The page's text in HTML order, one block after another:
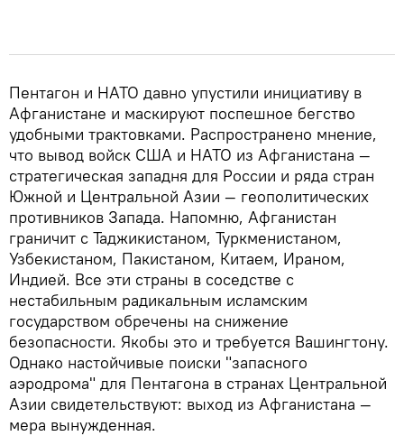
Пентагон и НАТО давно упустили инициативу в
Афганистане и маскируют поспешное бегство
удобными трактовками. Распространено мнение,
что вывод войск США и НАТО из Афганистана —
стратегическая западня для России и ряда стран
Южной и Центральной Азии — геополитических
противников Запада. Напомню, Афганистан
граничит с Таджикистаном, Туркменистаном,
Узбекистаном, Пакистаном, Китаем, Ираном,
Индией. Все эти страны в соседстве с
нестабильным радикальным исламским
государством обречены на снижение
безопасности. Якобы это и требуется Вашингтону.
Однако настойчивые поиски "запасного
аэродрома" для Пентагона в странах Центральной
Азии свидетельствуют: выход из Афганистана —
мера вынужденная.